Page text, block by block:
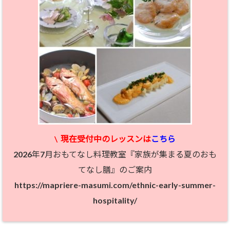
\ 現在受付中のレッスンはこちら
2026年7月おもてなし料理教室『家族が集まる夏のおも
てなし膳』のご案内
https://mapriere-masumi.com/ethnic-early-summer-
hospitality/